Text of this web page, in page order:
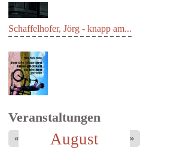
Schaffelhofer, Jörg - knapp am...
Veranstaltungen
August
« »